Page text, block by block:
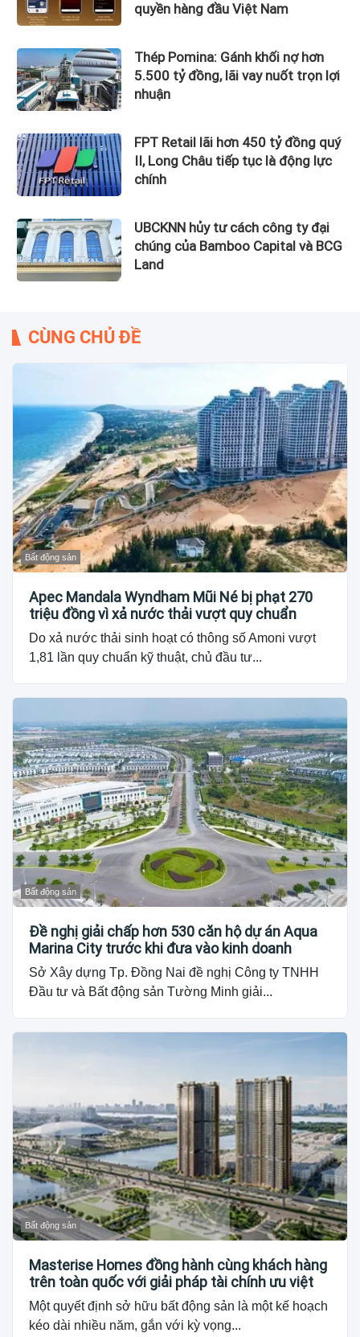
quyền hàng đầu Việt Nam
Thép Pomina: Gánh khối nợ hơn
5.500 tỷ đồng, lãi vay nuốt trọn lợi
nhuận
FPT Retail lãi hơn 450 tỷ đồng quý
II, Long Châu tiếp tục là động lực
chính
UBCKNN hủy tư cách công ty đại
chúng của Bamboo Capital và BCG
Land
CÙNG CHỦ ĐỀ
Bất động sản
Apec Mandala Wyndham Mũi Né bị phạt 270
triệu đồng vì xả nước thải vượt quy chuẩn
Do xả nước thải sinh hoạt có thông số Amoni vượt
1,81 lần quy chuẩn kỹ thuật, chủ đầu tư...
Bất động sản
Đề nghị giải chấp hơn 530 căn hộ dự án Aqua
Marina City trước khi đưa vào kinh doanh
Sở Xây dựng Tp. Đồng Nai đề nghị Công ty TNHH
Đầu tư và Bất động sản Tường Minh giải...
Bất động sản
Masterise Homes đồng hành cùng khách hàng
trên toàn quốc với giải pháp tài chính ưu việt
Một quyết định sở hữu bất động sản là một kế hoạch
kéo dài nhiều năm, gắn với kỳ vọng...